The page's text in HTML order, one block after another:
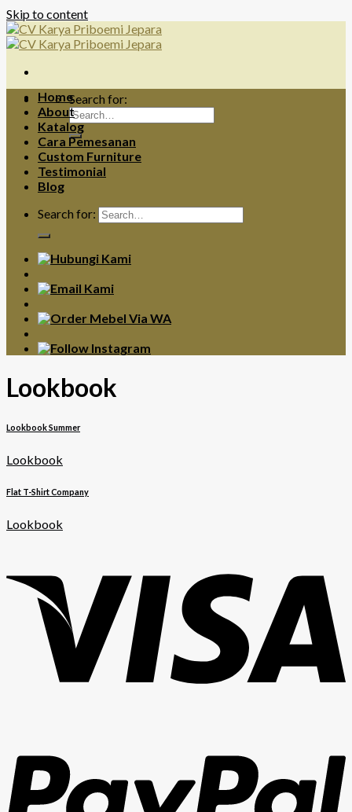
Skip to content
Search for:
Home
About
Katalog
Cara Pemesanan
Custom Furniture
Testimonial
Blog
Search for:
Lookbook
Lookbook Summer
Lookbook
Flat T-Shirt Company
Lookbook